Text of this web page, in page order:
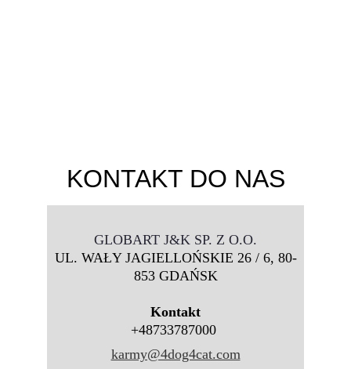
KONTAKT DO NAS
GLOBART J&K SP. Z O.O.
UL. WAŁY JAGIELLOŃSKIE 26 / 6, 80-
853 GDAŃSK
Kontakt
+48733787000
karmy@4dog4cat.com